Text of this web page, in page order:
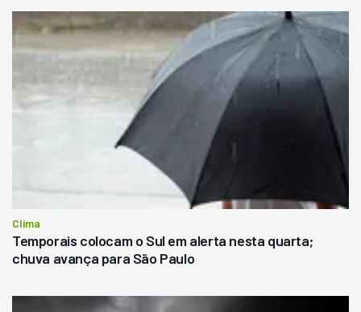
Clima
Temporais colocam o Sul em alerta nesta quarta;
chuva avança para São Paulo